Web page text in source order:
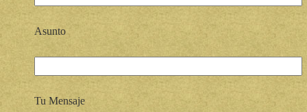
Asunto
Tu Mensaje